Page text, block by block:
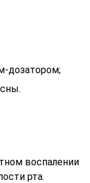
дозатором;
воспалении
рта.